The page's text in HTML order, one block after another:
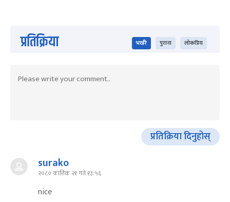
प्रतिक्रिया भर्खरै पुराना लोकप्रिय
प्रतिक्रिया दिनुहोस्
surako
२०८० कात्तिक २१ गते १३:५६
nice